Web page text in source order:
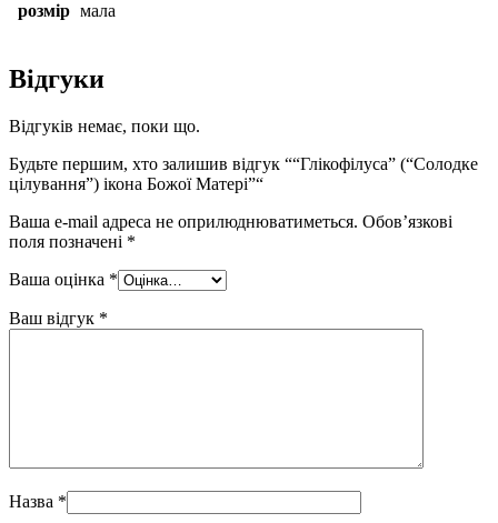
розмір мала
Відгуки
Відгуків немає, поки що.
Будьте першим, хто залишив відгук ““Глікофілуса” (“Солодке
цілування”) ікона Божої Матері”“
Ваша e-mail адреса не оприлюднюватиметься. Обов’язкові
поля позначені *
Ваша оцінка *
Ваш відгук *
Назва *